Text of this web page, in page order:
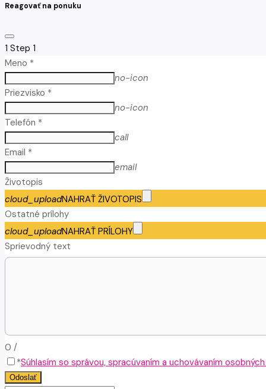
Reagovať na ponuku
1 Step 1
Meno *
no-icon
Priezvisko *
no-icon
Telefón *
call
Email *
email
Životopis
cloud_uploadNAHRAŤ ŽIVOTOPIS
Ostatné prílohy
cloud_uploadNAHRAŤ PRÍLOHY
Sprievodný text
0 /
*Súhlasím so správou, spracúvaním a uchovávaním
Odoslať